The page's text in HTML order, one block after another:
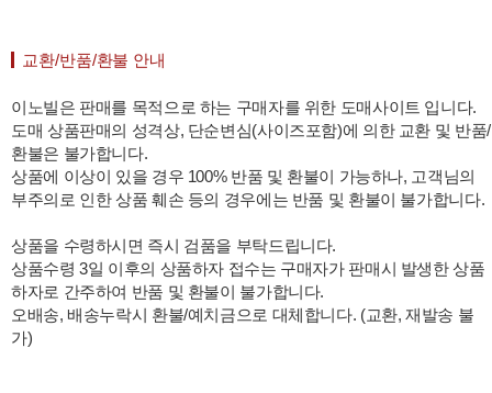
교환/반품/환불 안내
이노빌은 판매를 목적으로 하는 구매자를 위한 도매사이트 입니다.
도매 상품판매의 성격상, 단순변심(사이즈포함)에 의한 교환 및 반품/
환불은 불가합니다.
상품에 이상이 있을 경우 100% 반품 및 환불이 가능하나, 고객님의
부주의로 인한 상품 훼손 등의 경우에는 반품 및 환불이 불가합니다.
상품을 수령하시면 즉시 검품을 부탁드립니다.
상품수령 3일 이후의 상품하자 접수는 구매자가 판매시 발생한 상품
하자로 간주하여 반품 및 환불이 불가합니다.
오배송, 배송누락시 환불/예치금으로 대체합니다. (교환, 재발송 불
가)